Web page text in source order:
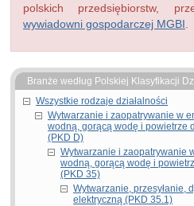
polskich przedsiębiorstw,
wywiadowni gospodarczej MGBI
Branże według Polskiej Klasyfikacji
Wszystkie rodzaje działalności
Wytwarzanie i zaopatrywanie w
wodną, gorącą wodę i powietrze
(PKD D)
Wytwarzanie i zaopatrywanie
wodną, gorącą wodę i
(PKD 35)
Wytwarzanie, przesyłanie,
elektryczną (PKD 35.1)